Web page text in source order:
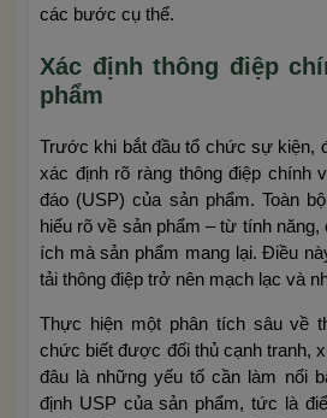
các bước cụ thể.
Xác định thông điệp
phẩm
Trước khi bắt đầu tổ chức sự kiện,
xác định rõ ràng thông điệp chính
đáo (USP) của sản phẩm. Toàn
hiểu rõ về sản phẩm – từ tính
ích mà sản phẩm mang lại. Điều
tải thông điệp trở nên mạch lạc và
Thực hiện một phân tích sâu về
chức biết được đối thủ cạnh tranh,
đâu là những yếu tố cần làm nổi
định USP của sản phẩm, tức là